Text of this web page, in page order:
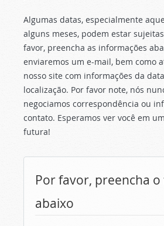
Algumas datas, especialmente
alguns meses, podem estar
favor, preencha as informações
enviaremos um e-mail, bem como
nosso site com informações da
localização. Por favor note, nós
negociamos correspondência ou
contato. Esperamos ver você em
futura!
Por favor, preencha
abaixo